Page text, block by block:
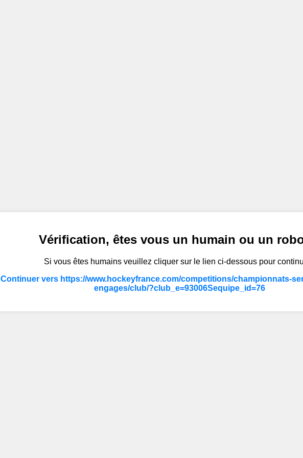
Vérification, êtes vous un humain ou un
Si vous êtes humains veuillez cliquer sur le lien ci-dessous pour
Continuer vers https://www.hockeyfrance.com/competitions/championnats-
engages/club/?club_e=93006Sequipe_id=76